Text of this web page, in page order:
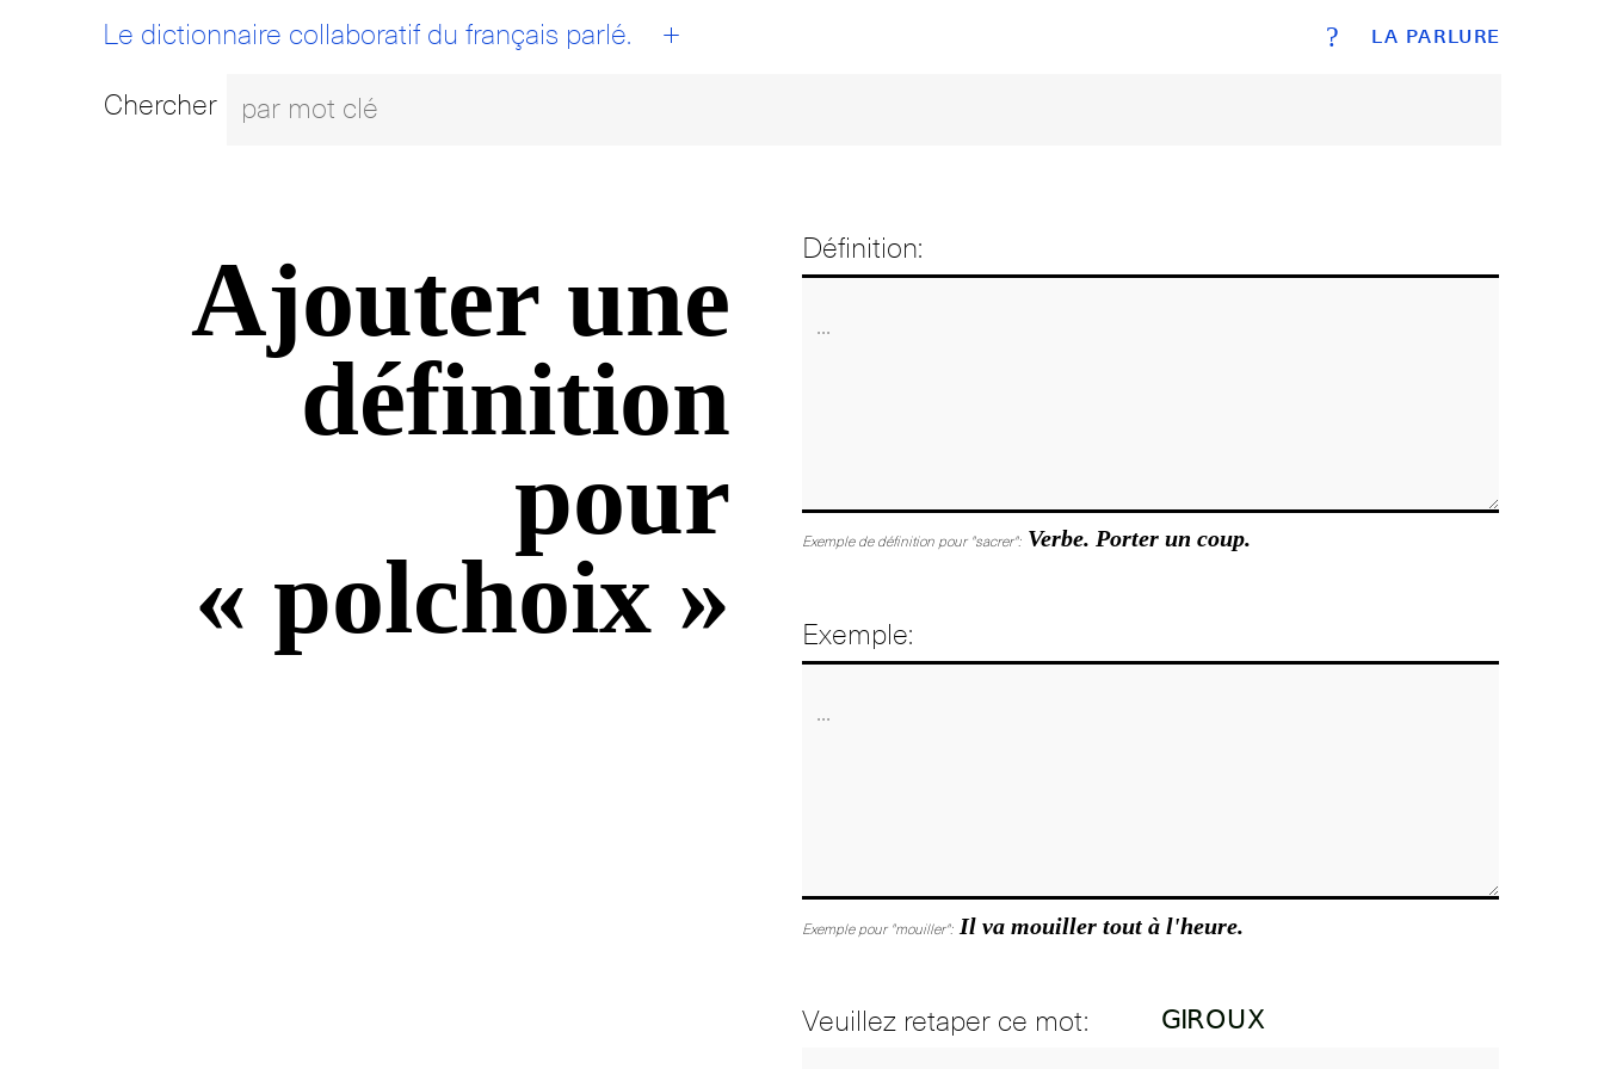
LA PARLURE
Le dictionnaire collaboratif du français parlé. + ?
Chercher
Ajouter une
définition
pour
« polchoix »
Définition:
Exemple de définition pour "sacrer": Verbe. Porter un coup.
Exemple:
Exemple pour "mouiller": Il va mouiller tout à l'heure.
Veuillez retaper ce mot: